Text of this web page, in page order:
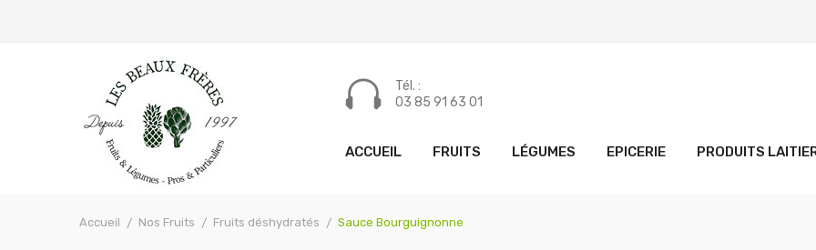
Tél. :
03 85 91 63 01
ACCUEIL FRUITS LÉGUMES EPICERIE PRODUITS
Accueil Nos Fruits Fruits déshydratés Sauce Bourguignonne